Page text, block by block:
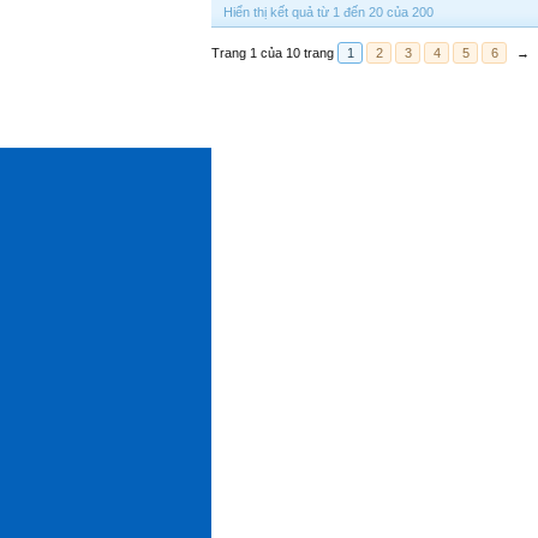
Hiển thị kết quả từ 1 đến 20 của 200
Trang 1 của 10 trang 1 2 3 4 5 6 →